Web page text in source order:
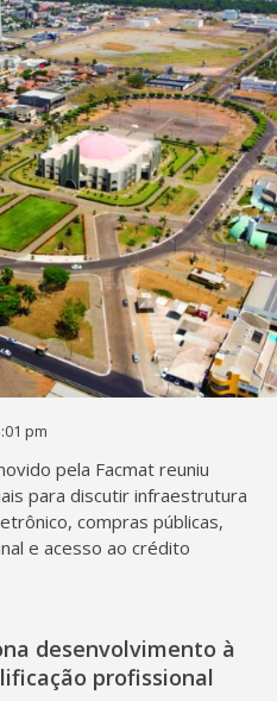
pm
pela Facmat reuniu
para discutir infraestrutura
compras públicas,
e acesso ao crédito
desenvolvimento à
profissional